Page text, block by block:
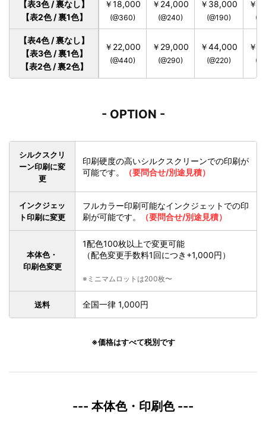
【表3色 / 裏なし】
【表2色 / 裏1色】
￥18,000
(@360)
￥24,000
(@240)
￥38,000
(@190)
￥
【表4色 / 裏なし】
【表3色 / 裏1色】
【表2色 / 裏2色】
￥22,000
(@440)
￥29,000
(@290)
￥44,000
(@220)
￥
- OPTION -
シルクスクリ
ーン印刷に変
更
印刷硬度の高いシルクスクリーンでの印刷が
可能です。
（要問合せ/別途見積）
インクジェッ
ト印刷に変更
フルカラー印刷可能なインクジェットでの印
刷が可能です。
（要問合せ/別途見積）
本体色・
印刷色変更
1配色100枚以上で変更可能
（配色変更手数料1回につき+1,000円）
※ミニマムロットは200枚〜
送料 全国一律 1,000円
※価格はすべて税別です
--- 本体色・印刷色 ---